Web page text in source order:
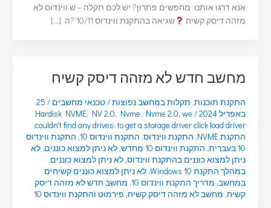
אנא דרגו אותנו מחפשים פתרון? יש לכם תקלה – ש ווינדוס לא
מזהה דיסק קשיח
שגיאה בהתקנת ווינדוס 10/11 ?ה […]
מחשב חדש לא מזהה דיסק קשיח
התקנת תוכנות, תקלות במחשב נפוצות/טכנאי מחשבים /
25
באפריל 2024
/
Hardisk NVME, NV 2.0, Nvme, Nvme 2.0,we
couldn't find any drives. to get a storage driver click load driver
,
התקנת NVME
, התקנת ווינדוס, התקנת ווינדוס 10 , התקנת ווינדוס
10 בעברית
, התקנת ווינדוס 10 מחדש , לא ניתן למצוא כוננים, לא
ניתן למצוא כוננים בהתקנת ווינדוס, לא ניתן למצוא כוננים
במהלך התקנת Windows 10
, לא ניתן למצוא כוננים קשיחים
במחשב, מדריך התקנת ווינדוס 10 , מחשב חדש לא מזהה דיסק
קשיח, מחשב לא מזהה דיסק קשיח, פירמוט והתקנת ווינדוס 10